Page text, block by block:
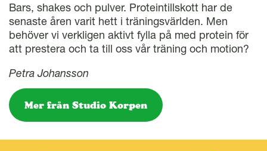
Bars, shakes och pulver. Proteintillskott har de
senaste åren varit hett i träningsvärlden. Men
behöver vi verkligen aktivt fylla på med protein för
att prestera och ta till oss vår träning och motion?
Petra Johansson
Mer från Studio Korpen